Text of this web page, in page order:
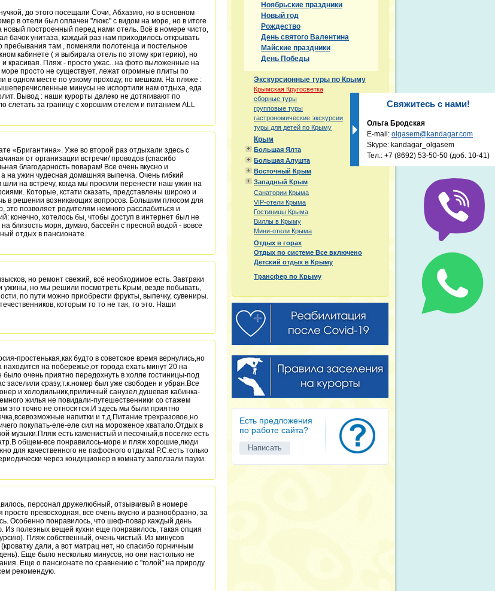
до этого посещали Сочи, Абхазию, но в основном
в отели был оплачен "люкс" с видом на море, но в итоге
новый построенный перед нами отель. Всё в номере чисто,
бачок унитаза, каждый раз нам приходилось открывать
пребывания там , поменяли полотенца и постельное
кабинете ( я выбирала отель по этому критерию), но
красивая. Пляж - просто ужас...на фото выложенные на
просто не существует, лежат огромные плиты по
в одном месте по узкому проходу, по мешкам. На пляже :
минусы не испортили нам отдыха, еда
Вывод : наши курорты далеко не дотягивают по
слетать за границу с хорошим отелем и питанием ALL
«Бригантина». Уже во второй раз отдыхали здесь с
от организации встречи/ проводов (спасибо
благодарность поварам! Все очень вкусно и
на ужин чудесная домашняя выпечка. Очень гибкий
на встречу, когда мы просили перенести наш ужин на
Которые, кстати сказать, представлены широко и
в решении возникающих вопросов. Большим плюсом для
это позволяет родителям немного расслабиться и
конечно, хотелось бы, чтобы доступ в интернет был не
близость моря, думаю, бассейн с пресной водой - вовсе
отдых в пансионате.
но ремонт свежий, всё необходимое есть. Завтраки
ужины, но мы решили посмотреть Крым, везде побывать,
по пути можно приобрести фрукты, выпечку, сувениры.
которым то то не так, то это. Наши
простенькая,как будто в советское время вернулись,но
на побережье,от города ехать минут 20 на
очень приятно передохнуть в холле гостиницы-под
сразу,т.к.номер был уже свободен и убран.Все
и холодильник,приличный санузел,душевая кабинка-
жилья не повидали-путешественники со стажем
это точно не относится.И здесь мы были приятно
напитки и т.д.Питание трехразовое,но
покупать-еле-еле сил на мороженое хватало.Отдых в
музыки.Пляж есть каменистый и песочный,в поселке есть
общем-все понравилось-море и пляж хорошие,люди
для качественного не пафосного отдыха! Р.С.есть только
через кондиционер в комнату заползали пауки.
персонал дружелюбный, отзывчивый в номере
превосходная, все очень вкусно и разнообразно, за
Особенно понравилось, что шеф-повар каждый день
Из полезных вещей кухни еще понравилось, такая опция
Пляж собственный, очень чистый. Из минусов
дали, а вот матрац нет, но спасибо горничным
Еще было несколько минусов, но они настолько не
Еще о пансионате по сравнению с "голой" на природу
рекомендую.
Свяжитесь с нами!
Ольга Бродская
E-mail: olgasem@kandagar.com
Skype: kandagar_olgasem
Тел.: +7 (8692) 53-50-50 (доб. 10-41)
Ноябрьские праздники
Новый год
Рождество
День святого Валентина
Майские праздники
День Победы
Экскурсионные туры по Крыму
Крымская Кругосветка
сборные туры
групповые туры
гастрономические экскурсии
туры для детей по Крыму
Крым
Большая Ялта
Большая Алушта
Восточный Крым
Западный Крым
Санатории Крыма
VIP-отели Крыма
Гостиницы Крыма
Виллы в Крыму
Мини-отели Крыма
Отдых в горах
Отдых по системе Все включено
Детский отдых в Крыму
Трансфер по Крыму
Есть предложения
по работе сайта?
Написать